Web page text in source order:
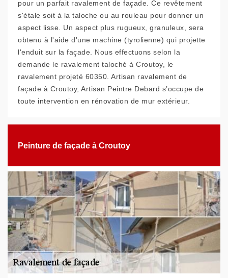
pour un parfait ravalement de façade. Ce revêtement
s'étale soit à la taloche ou au rouleau pour donner un
aspect lisse. Un aspect plus rugueux, granuleux, sera
obtenu à l'aide d'une machine (tyrolienne) qui projette
l'enduit sur la façade. Nous effectuons selon la
demande le ravalement taloché à Croutoy, le
ravalement projeté 60350. Artisan ravalement de
façade à Croutoy, Artisan Peintre Debard s’occupe de
toute intervention en rénovation de mur extérieur.
Peinture de façade à Croutoy